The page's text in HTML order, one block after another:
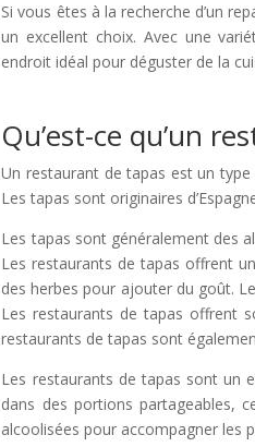
Si vous êtes à la recherche d’un
un excellent choix. Avec une
endroit idéal pour déguster de la
Qu’est-ce qu’un
Un restaurant de tapas est un
Les tapas sont originaires
Les tapas sont généralement des
Les restaurants de tapas offrent
des herbes pour ajouter du goût.
Les restaurants de tapas offrent
restaurants de tapas sont
Les restaurants de tapas sont un
dans des portions partageables,
alcoolisées pour accompagner les